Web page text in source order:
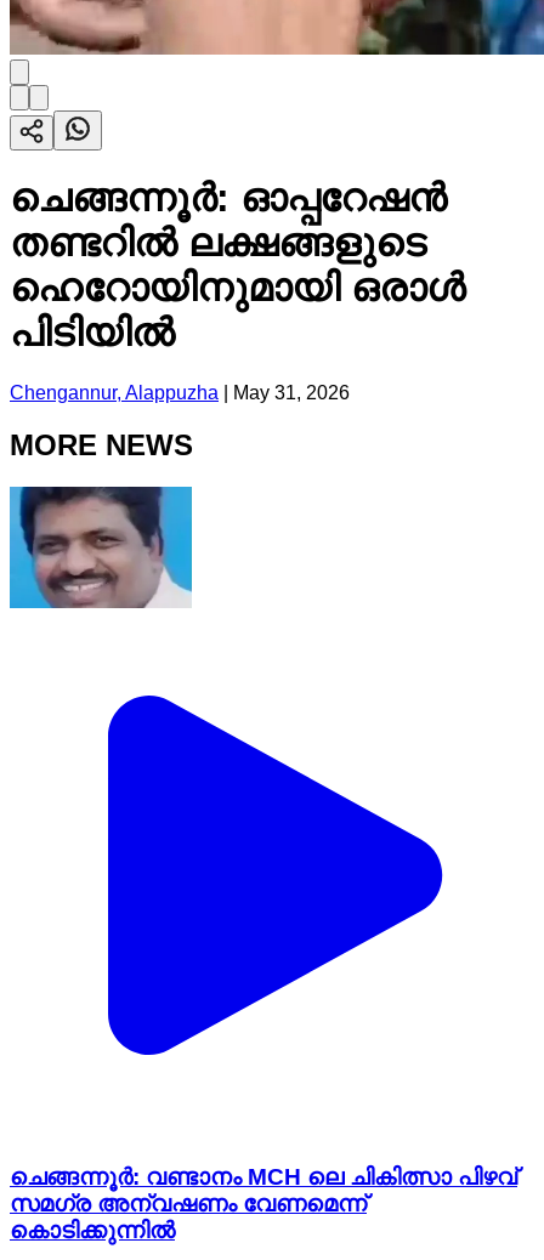
ചെങ്ങന്നൂർ: ഓപ്പറേഷൻ
തണ്ടറിൽ ലക്ഷങ്ങളുടെ
ഹെറോയിനുമായി ഒരാൾ
പിടിയിൽ
Chengannur, Alappuzha May 31, 2026
MORE NEWS
ചെങ്ങന്നൂർ: വണ്ടാനം MCH ലെ ചികിത്സാ പിഴവ്
സമഗ്ര അന്വഷണം വേണമെന്ന്
കൊടിക്കുന്നിൽ